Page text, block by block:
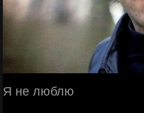
Я не люблю